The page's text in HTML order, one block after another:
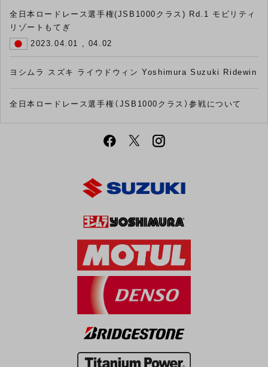
全日本ロードレース選手権(JSB1000クラス) Rd.1 モビリティ
リゾートもてぎ
2023.04.01 , 04.02
ヨシムラ スズキ ライウドウィン Yoshimura Suzuki Ridewin
全日本ロードレース選手権（JSB1000クラス）参戦について